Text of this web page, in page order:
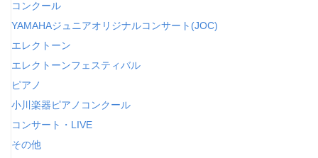
コンクール
YAMAHAジュニアオリジナルコンサート(JOC)
エレクトーン
エレクトーンフェスティバル
ピアノ
小川楽器ピアノコンクール
コンサート・LIVE
その他